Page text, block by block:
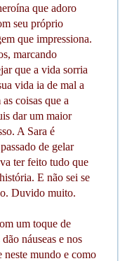
que adoro
seu próprio
que impressiona.
marcando
que a vida sorria
vida ia de mal a
coisas que a
dar um maior
A Sara é
de gelar
ter feito tudo que
E não sei se
Duvido muito.
um toque de
náuseas e nos
neste mundo e como